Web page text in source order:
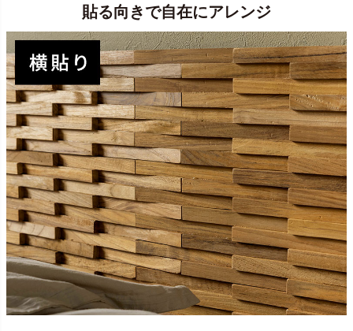
貼る向きで自在にアレンジ